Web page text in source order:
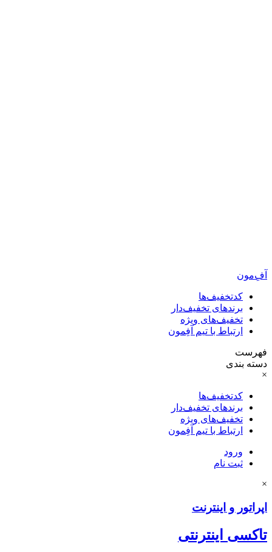
آفِ‌مون
کدتخفیف‌ها
برندهای تخفیف‌دار
تخفیف‌های ویژه
ارتباط با تیم آفِمون
فهرست
دسته بندی
×
کدتخفیف‌ها
برندهای تخفیف‌دار
تخفیف‌های ویژه
ارتباط با تیم آفِمون
ورود
ثبت نام
×
اپراتور و اینترنت
تاکسی اینترنتی